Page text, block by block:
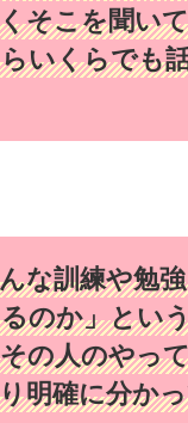
そこを聞い
いくらでも
な訓練や勉
のか」とい
の人のやっ
明確に分か